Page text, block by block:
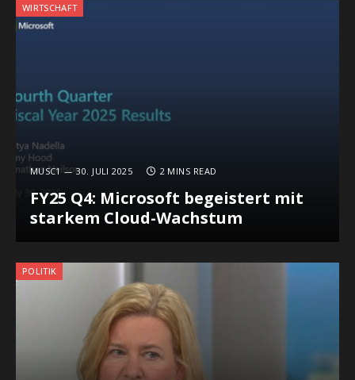
WIRTSCHAFT
MUSC1 30. JULI 2025 2 MINS READ
FY25 Q4: Microsoft begeistert mit
starkem Cloud-Wachstum
POLITIK